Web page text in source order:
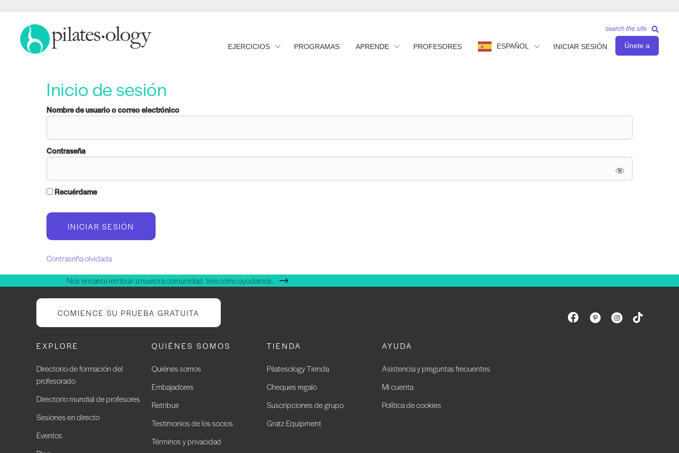
EJERCICIOS PROGRAMAS APRENDE PROFESORES ESPAÑOL INICIAR SESIÓN Únete a
search the site
Inicio de sesión
Nombre de usuario o correo electrónico
Contraseña
Recuérdame
Contraseña olvidada
Nos encanta retribuir a nuestra comunidad. Vea cómo ayudamos.
COMIENCE SU PRUEBA GRATUITA
EXPLORE
Directorio de formación del
profesorado
Directorio mundial de profesores
Sesiones en directo
Eventos
QUIÉNES SOMOS
Quiénes somos
Embajadores
Retribuir
Testimonios de los socios
Términos y privacidad
TIENDA
Pilatesology Tienda
Cheques regalo
Suscripciones de grupo
Gratz Equipment
AYUDA
Asistencia y preguntas frecuentes
Mi cuenta
Política de cookies